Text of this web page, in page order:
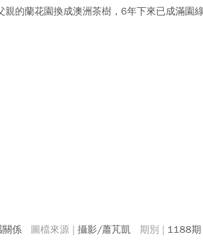
的蘭花園換成澳洲茶樹，6年下來已成滿園綠
關係 攝影/蕭芃凱 1188期